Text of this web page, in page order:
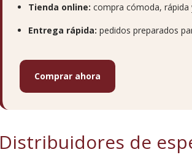
Tienda online: compra cómoda, rápida
Entrega rápida: pedidos preparados
Comprar ahora
Distribuidores de